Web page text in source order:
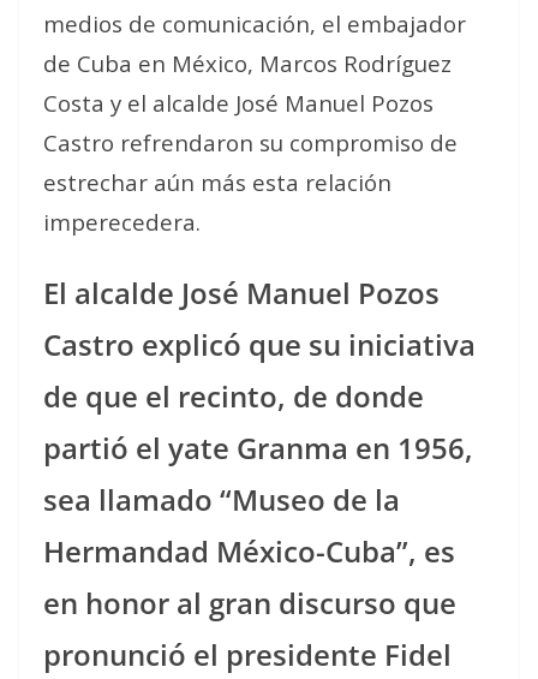
medios de comunicación, el embajador
de Cuba en México, Marcos Rodríguez
Costa y el alcalde José Manuel Pozos
Castro refrendaron su compromiso de
estrechar aún más esta relación
imperecedera.
El alcalde José Manuel Pozos
Castro explicó que su iniciativa
de que el recinto, de donde
partió el yate Granma en 1956,
sea llamado “Museo de la
Hermandad México-Cuba”, es
en honor al gran discurso que
pronunció el presidente Fidel